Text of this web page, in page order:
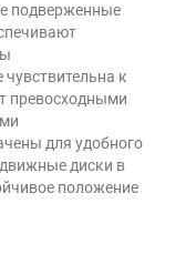
подверженные
к
превосходными
для удобного
диски в
положение